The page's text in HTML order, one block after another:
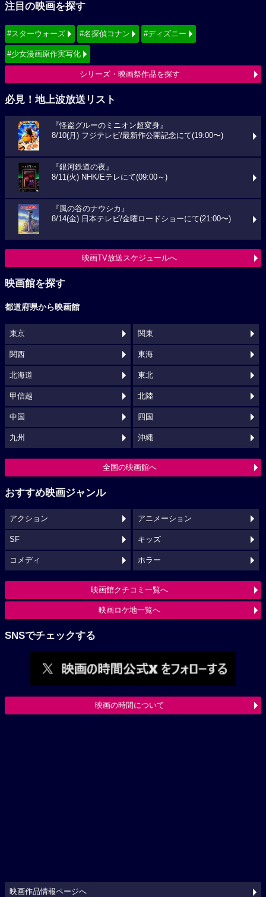
注目の映画を探す
#スターウォーズ #名探偵コナン #ディズニー
#少女漫画原作実写化
シリーズ・映画祭作品を探す
必見！地上波放送リスト
『怪盗グルーのミニオン超変身』
8/10(月) フジテレビ/最新作公開記念にて(19:00〜)
『銀河鉄道の夜』
8/11(火) NHK/Eテレにて(09:00～)
『風の谷のナウシカ』
8/14(金) 日本テレビ/金曜ロードショーにて(21:00〜)
映画TV放送スケジュールへ
映画館を探す
都道府県から映画館
東京 関東
関西 東海
北海道 東北
甲信越 北陸
中国 四国
九州 沖縄
全国の映画館へ
おすすめ映画ジャンル
アクション アニメーション
SF キッズ
コメディ ホラー
映画館クチコミ一覧へ
映画ロケ地一覧へ
SNSでチェックする
映画の時間について
映画作品情報ページへ